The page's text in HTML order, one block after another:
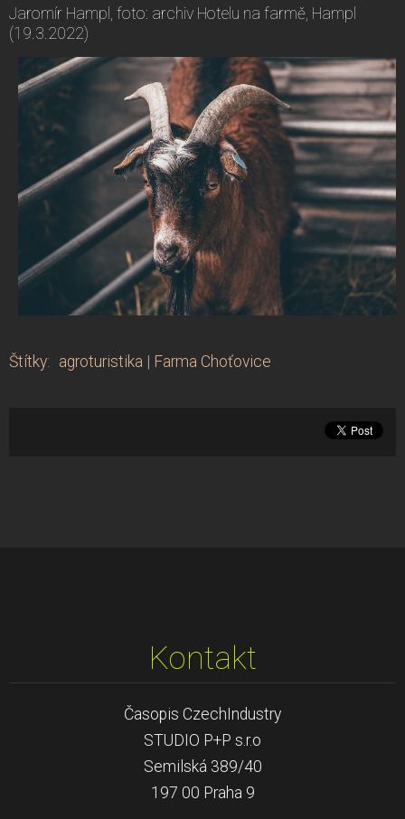
Jaromír Hampl, foto: archiv Hotelu na farmě, Hampl
(19.3.2022)
Štítky: agroturistika | Farma Choťovice
Kontakt
Časopis CzechIndustry
STUDIO P+P s.r.o
Semilská 389/40
197 00 Praha 9